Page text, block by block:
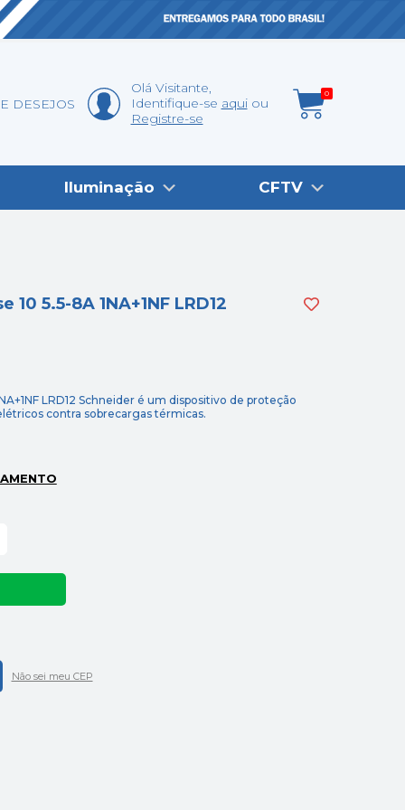
DESEJOS
Olá Visitante,
Identifique-se aqui
Registre-se
0
Iluminação CFTV
5.5-8A 1NA+1NF LRD12
LRD12 Schneider é um dispositivo de proteção
contra sobrecargas térmicas.